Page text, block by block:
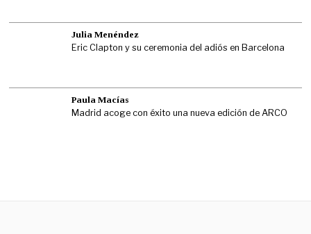
Julia Menéndez
Eric Clapton y su ceremonia del adiós en Barcelona
Paula Macías
Madrid acoge con éxito una nueva edición de ARCO